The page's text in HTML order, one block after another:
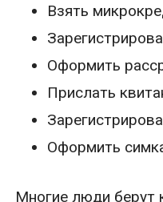
Взять
Оформить
Прислать
Оформить
Многие люди берут